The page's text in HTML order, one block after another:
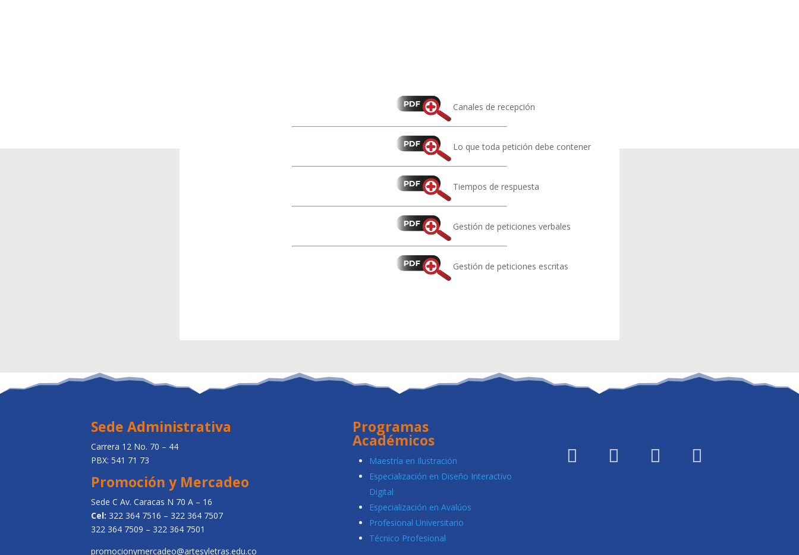
Canales de recepción
Lo que toda petición debe contener
Tiempos de respuesta
Gestión de peticiones verbales
Gestión de peticiones escritas
Sede Administrativa
Carrera 12 No. 70 – 44
PBX: 541 71 73
Promoción y Mercadeo
Sede C Av. Caracas N 70 A – 16
Cel: 322 364 7516 – 322 364 7507
322 364 7509 – 322 364 7501
promocionymercadeo@artesyletras.edu.co
Programas
Académicos
Maestría en Ilustración
Especialización en Diseño Interactivo
Digital
Especialización en Avalúos
Profesional Universitario
Técnico Profesional